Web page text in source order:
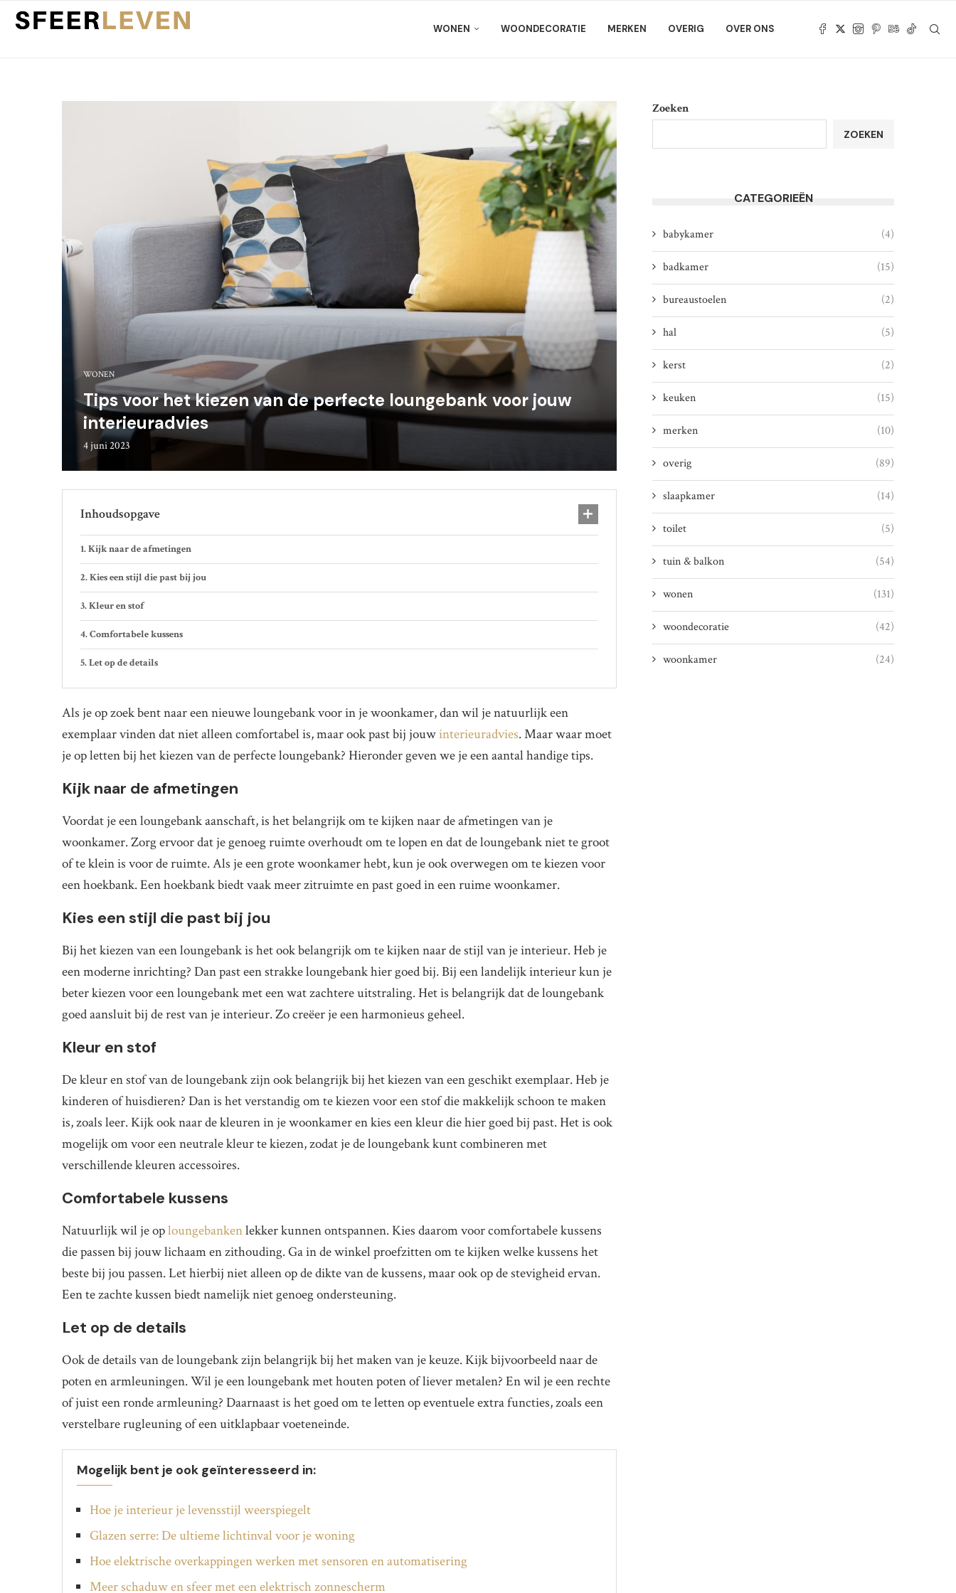
WONEN WOONDECORATIE MERKEN OVERIG OVER ONS
WONEN
Tips voor het kiezen van de perfecte loungebank voor jouw
interieuradvies
4 juni 2023
Inhoudsopgave
Kijk naar de afmetingen
Kies een stijl die past bij jou
Kleur en stof
Comfortabele kussens
Let op de details
Als je op zoek bent naar een nieuwe loungebank voor in je woonkamer, dan wil je natuurlijk een
exemplaar vinden dat niet alleen comfortabel is, maar ook past bij jouwinterieuradvies. Maar waar moet
je op letten bij het kiezen van de perfecte loungebank? Hieronder geven we je een aantal handige tips.
Kijk naar de afmetingen
Voordat je een loungebank aanschaft, is het belangrijk om te kijken naar de afmetingen van je
woonkamer. Zorg ervoor dat je genoeg ruimte overhoudt om te lopen en dat de loungebank niet te groot
of te klein is voor de ruimte. Als je een grote woonkamer hebt, kun je ook overwegen om te kiezen voor
een hoekbank. Een hoekbank biedt vaak meer zitruimte en past goed in een ruime woonkamer.
Kies een stijl die past bij jou
Bij het kiezen van een loungebank is het ook belangrijk om te kijken naar de stijl van je interieur. Heb je
een moderne inrichting? Dan past een strakke loungebank hier goed bij. Bij een landelijk interieur kun je
beter kiezen voor een loungebank met een wat zachtere uitstraling. Het is belangrijk dat de loungebank
goed aansluit bij de rest van je interieur. Zo creëer je een harmonieus geheel.
Kleur en stof
De kleur en stof van de loungebank zijn ook belangrijk bij het kiezen van een geschikt exemplaar. Heb je
kinderen of huisdieren? Dan is het verstandig om te kiezen voor een stof die makkelijk schoon te maken
is, zoals leer. Kijk ook naar de kleuren in je woonkamer en kies een kleur die hier goed bij past. Het is ook
mogelijk om voor een neutrale kleur te kiezen, zodat je de loungebank kunt combineren met
verschillende kleuren accessoires.
Comfortabele kussens
Natuurlijk wil je oploungebankenlekker kunnen ontspannen. Kies daarom voor comfortabele kussens
die passen bij jouw lichaam en zithouding. Ga in de winkel proefzitten om te kijken welke kussens het
beste bij jou passen. Let hierbij niet alleen op de dikte van de kussens, maar ook op de stevigheid ervan.
Een te zachte kussen biedt namelijk niet genoeg ondersteuning.
Let op de details
Ook de details van de loungebank zijn belangrijk bij het maken van je keuze. Kijk bijvoorbeeld naar de
poten en armleuningen. Wil je een loungebank met houten poten of liever metalen? En wil je een rechte
of juist een ronde armleuning? Daarnaast is het goed om te letten op eventuele extra functies, zoals een
verstelbare rugleuning of een uitklapbaar voeteneinde.
Mogelijk bent je ook geïnteresseerd in:
Hoe je interieur je levensstijl weerspiegelt
Glazen serre: De ultieme lichtinval voor je woning
Hoe elektrische overkappingen werken met sensoren en automatisering
Meer schaduw en sfeer met een elektrisch zonnescherm
Zoeken
ZOEKEN
CATEGORIEËN
babykamer (4)
badkamer (15)
bureaustoelen (2)
hal (5)
kerst (2)
keuken (15)
merken (10)
overig (89)
slaapkamer (14)
toilet (5)
tuin & balkon (54)
wonen (131)
woondecoratie (42)
woonkamer (24)